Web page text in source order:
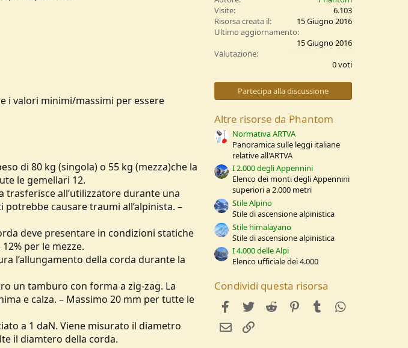
i valori minimi/massimi per essere
di 80 kg (singola) o 55 kg (mezza)che la
le gemellari 12.
trasferisce all’utilizzatore durante una
causare traumi all’alpinista. –
deve presentare in condizioni statiche
per le mezze.
l’allungamento della corda durante la
un tamburo con forma a zig-zag. La
e calza. – Massimo 20 mm per tutte le
a 1 daN. Viene misurato il diametro
il diamtero della corda.
Visite
6.103
Risorsa creata il
15 Giugno 2016
Ultimo aggiornamento
15 Giugno 2016
Valutazione
,
0
0
t
0 voti
Partecipa alla discussione
Altre risorse da Phantom
Normativa ARTVA
Panoramica sulle leggi italiane
relative all'ARTVA
I 2.000 degli Appennini
Elenco dei monti degli Appennini
superiori a 2.000 metri
Stile Alpino
Stile di ascensione alpinistica
Stile himalayano
Stile di ascensione alpinistica
I 4.000 delle Alpi
Elenco ufficiale dei 4.000
Condividi questa risorsa
facebook
Twitter Reddit Pinterest
Tumblr
e-mail